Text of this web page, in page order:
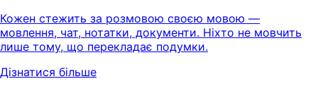
Кожен стежить за розмовою своєю мовою —
мовлення, чат, нотатки, документи. Ніхто не мовчить
лише тому, що перекладає подумки.
Дізнатися більше